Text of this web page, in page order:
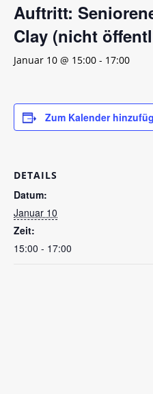
Auftritt:
Clay (nicht
Januar 10 @ 15:00 - 17:00
Zum Kalender
DETAILS
Datum:
Januar 10
Zeit:
15:00 - 17:00